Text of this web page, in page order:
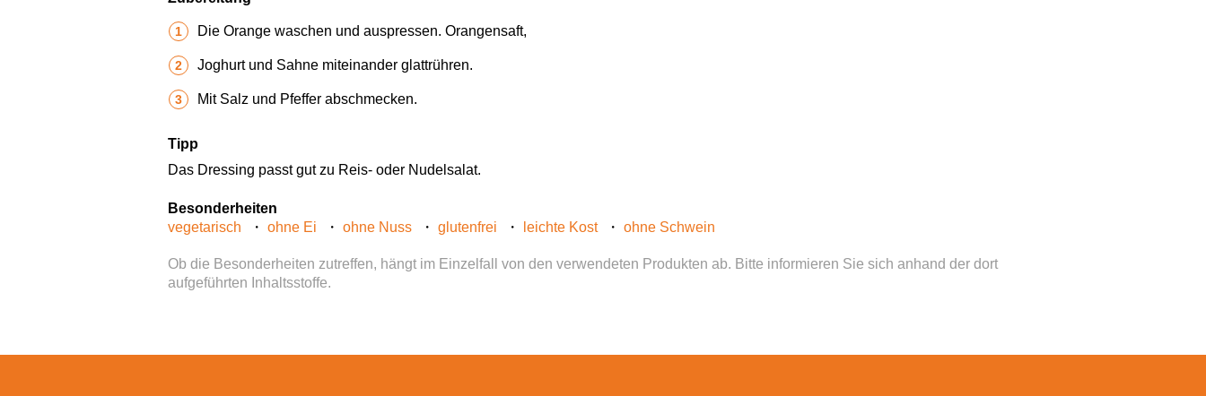
Die Orange waschen und auspressen. Orangensaft,
Joghurt und Sahne miteinander glattrühren.
Mit Salz und Pfeffer abschmecken.
Tipp
Das Dressing passt gut zu Reis- oder Nudelsalat.
Besonderheiten
vegetarisch
ohne Ei ohne Nuss glutenfrei leichte Kost ohne Schwein
Ob die Besonderheiten zutreffen, hängt im Einzelfall von den verwendeten Produkten ab. Bitte informieren Sie sich anhand der dort
aufgeführten Inhaltsstoffe.